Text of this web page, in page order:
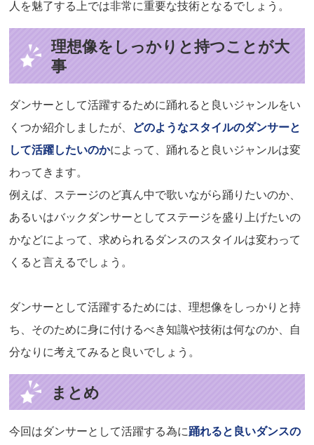
人を魅了する上では非常に重要な技術となるでしょう。
理想像をしっかりと持つことが大
事
ダンサーとして活躍するために踊れると良いジャンルをい
くつか紹介しましたが、 どのようなスタイルのダンサーと
して活躍したいのかによって、踊れると良いジャンルは変
わってきます。
例えば、ステージのど真ん中で歌いながら踊りたいのか、
あるいはバックダンサーとしてステージを盛り上げたいの
かなどによって、求められるダンスのスタイルは変わって
くると言えるでしょう。
ダンサーとして活躍するためには、理想像をしっかりと持
ち、そのために身に付けるべき知識や技術は何なのか、自
分なりに考えてみると良いでしょう。
まとめ
今回はダンサーとして活躍する為に踊れると良いダンスの